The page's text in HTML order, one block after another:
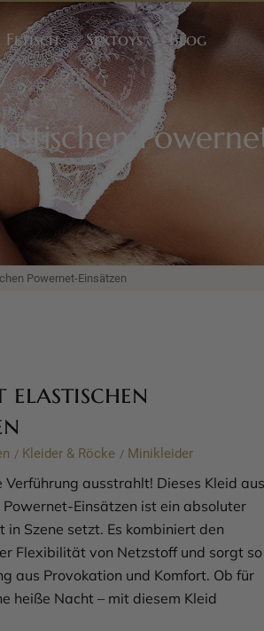
Fetisch Sextoys Blog
Powernet-Einsätzen
elastischen
/ Kleider & Röcke / Minikleider
ausstrahlt! Dieses Kleid aus
Einsätzen ist ein absoluter
Szene setzt. Es kombiniert den
Flexibilität von Netzstoff und sorgt so
aus Provokation und Komfort. Ob für
heiße Nacht – mit diesem Kleid